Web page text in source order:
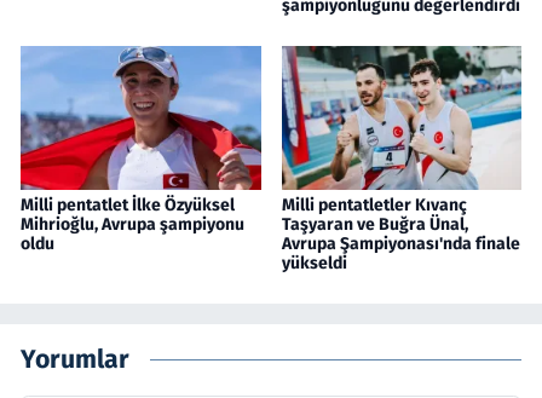
şampiyonluğunu değerlendirdi
Milli pentatlet İlke Özyüksel
Mihrioğlu, Avrupa şampiyonu
oldu
Milli pentatletler Kıvanç
Taşyaran ve Buğra Ünal,
Avrupa Şampiyonası'nda finale
yükseldi
Yorumlar